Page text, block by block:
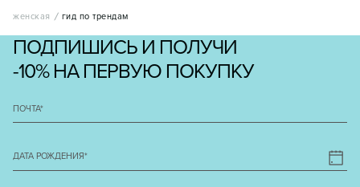
женская гид по трендам
ПОДПИШИСЬ И ПОЛУЧИ
-10% НА ПЕРВУЮ ПОКУПКУ
ПОЧТА*
ДАТА РОЖДЕНИЯ*